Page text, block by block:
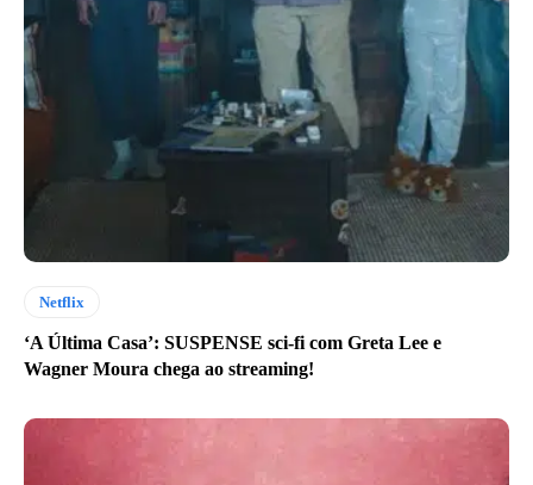
Netflix
‘A Última Casa’: SUSPENSE sci-fi com Greta Lee e
Wagner Moura chega ao streaming!